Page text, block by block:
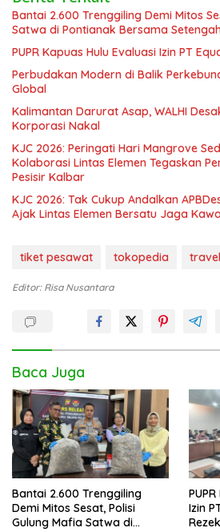
Bantai 2.600 Trenggiling Demi Mitos
Satwa di Pontianak Bersama
PUPR Kapuas Hulu Evaluasi Izin PT
Perbudakan Modern di Balik
Global
Kalimantan Darurat Asap, WALHI
Korporasi Nakal
KJC 2026: Peringati Hari Mangrove
Kolaborasi Lintas Elemen Tegaskan
Pesisir Kalbar
KJC 2026: Tak Cukup Andalkan
Ajak Lintas Elemen Bersatu Jaga
tiket pesawat tokopedia
Editor: Risa Nusantara
Baca Juga
Bantai 2.600 Trenggiling
Demi Mitos Sesat, Polisi
Gulung Mafia Satwa di
Izin